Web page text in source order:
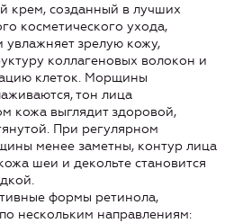
крем, созданный в лучших
косметического ухода,
увлажняет зрелую кожу,
коллагеновых волокон и
клеток. Морщины
тон лица
кожа выглядит здоровой,
При регулярном
менее заметны, контур лица
шеи и декольте становится
формы ретинола,
нескольким направлениям: